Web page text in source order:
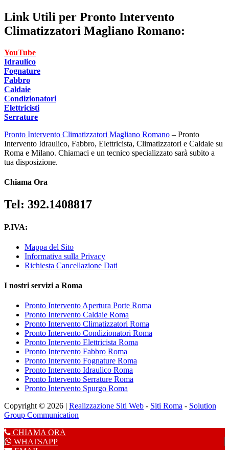
Link Utili per Pronto Intervento
Climatizzatori Magliano Romano:
YouTube
Idraulico
Fognature
Fabbro
Caldaie
Condizionatori
Elettricisti
Serrature
Pronto Intervento Climatizzatori Magliano Romano – Pronto
Intervento Idraulico, Fabbro, Elettricista, Climatizzatori e Caldaie su
Roma e Milano. Chiamaci e un tecnico specializzato sarà subito a
tua disposizione.
Chiama Ora
Tel: 392.1408817
P.IVA:
Mappa del Sito
Informativa sulla Privacy
Richiesta Cancellazione Dati
I nostri servizi a Roma
Pronto Intervento Apertura Porte Roma
Pronto Intervento Caldaie Roma
Pronto Intervento Climatizzatori Roma
Pronto Intervento Condizionatori Roma
Pronto Intervento Elettricista Roma
Pronto Intervento Fabbro Roma
Pronto Intervento Fognature Roma
Pronto Intervento Idraulico Roma
Pronto Intervento Serrature Roma
Pronto Intervento Spurgo Roma
Copyright © 2026 | Realizzazione Siti Web - Siti Roma - Solution
Group Communication
CHIAMA ORA
WHATSAPP